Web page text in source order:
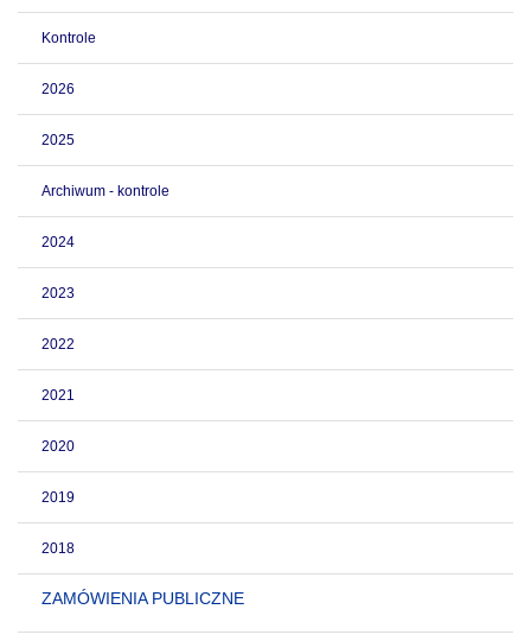
Kontrole
2026
2025
Archiwum - kontrole
2024
2023
2022
2021
2020
2019
2018
ZAMÓWIENIA PUBLICZNE